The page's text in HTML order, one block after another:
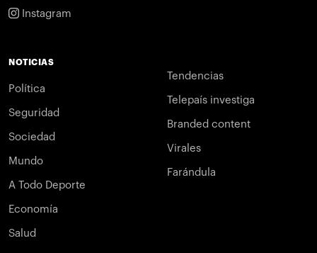
Instagram
NOTICIAS
Política
Seguridad
Sociedad
Mundo
A Todo Deporte
Economía
Salud
Tendencias
Telepaís investiga
Branded content
Virales
Farándula